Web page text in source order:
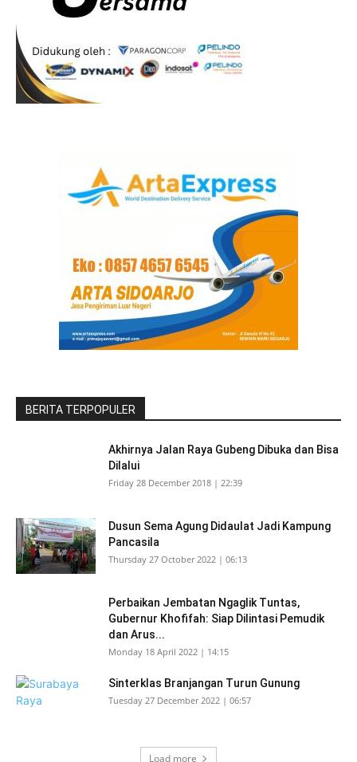
BERITA TERPOPULER
Akhirnya Jalan Raya Gubeng Dibuka dan Bisa
Dilalui
Friday 28 December 2018 | 22:39
Dusun Sema Agung Didaulat Jadi Kampung
Pancasila
Thursday 27 October 2022 | 06:13
Perbaikan Jembatan Ngaglik Tuntas,
Gubernur Khofifah: Siap Dilintasi Pemudik
dan Arus...
Monday 18 April 2022 | 14:15
Sinterklas Branjangan Turun Gunung
Tuesday 27 December 2022 | 06:57
Load more